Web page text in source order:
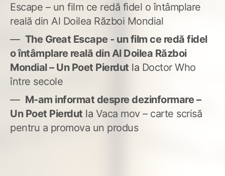
Escape – un film ce redă fidel o întâmplare
reală din Al Doilea Război Mondial
The Great Escape - un film ce redă fidel
o întâmplare reală din Al Doilea Război
Mondial – Un Poet Pierdut la Doctor Who
între secole
M-am informat despre dezinformare –
Un Poet Pierdut la Vaca mov – carte scrisă
pentru a promova un produs